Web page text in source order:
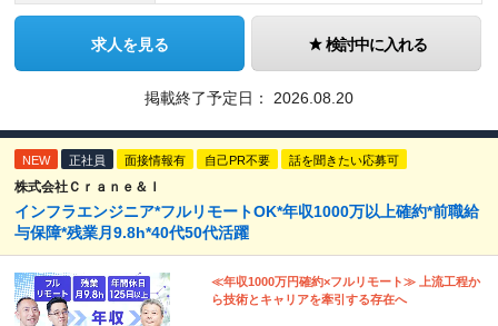
求人を見る 検討中に入れる
掲載終了予定日： 2026.08.20
NEW 正社員 面接情報有 自己PR不要 話を聞きたい応募可
株式会社Ｃｒａｎｅ＆Ｉ
インフラエンジニア*フルリモートOK*年収1000万以上確約*前職給
与保障*残業月9.8h*40代50代活躍
≪年収1000万円確約×フルリモート≫ 上流工程か
ら技術とキャリアを牽引する存在へ